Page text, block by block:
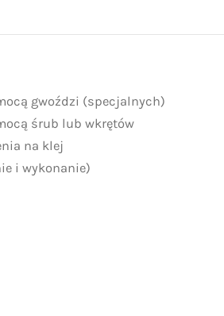
gwoździ (specjalnych)
śrub lub wkrętów
na klej
i wykonanie)